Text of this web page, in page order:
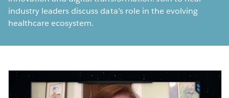
industry leaders discuss data’s role in the evolving
healthcare ecosystem.